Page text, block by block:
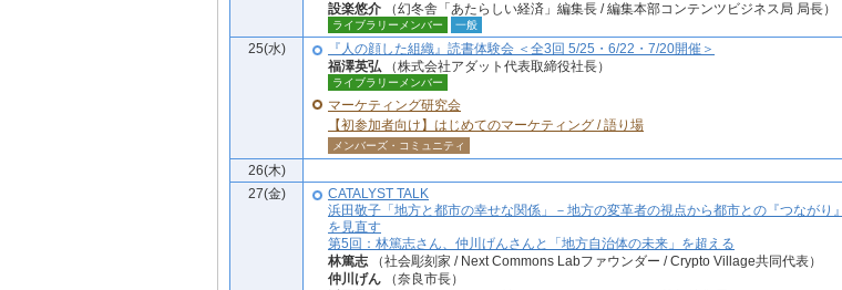
設楽悠介 （幻冬舎「あたらしい経済」編集長 / 編集本部コンテンツビジネス局 局長）
ライブラリーメンバー 一般
25(水) 『人の顔した組織』読書体験会 ＜全3回 5/25・6/22・7/20開催＞
福澤英弘 （株式会社アダット代表取締役社長）
ライブラリーメンバー
マーケティング研究会
【初参加者向け】はじめてのマーケティング / 語り場
メンバーズ・コミュニティ
26(木)
27(金)
CATALYST TALK
浜田敬子「地方と都市の幸せな関係」－地方の変革者の視点から都市との『つながり』
を見直す
第5回：林篤志さん、仲川げんさんと「地方自治体の未来」を超える
林篤志 （社会彫刻家 / Next Commons Labファウンダー / Crypto Village共同代表）
仲川げん （奈良市長）